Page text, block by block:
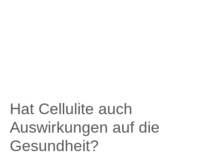
Hat Cellulite auch
Auswirkungen auf die
Gesundheit?